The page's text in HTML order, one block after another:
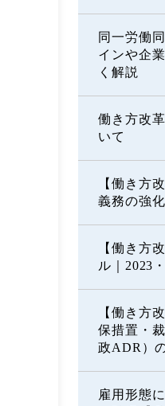
同一労働
インや企
く解説
働き方改
いて
【働き方
義務の強
【働き方
ル｜2023
【働き方
保措置・
政ADR）
雇用形態